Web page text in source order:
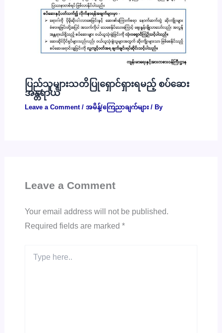
ပြည်သူများသတိပြုရှောင်ရှားရမည့် စပ်ဆေး
အန္တရာယ်
Leave a Comment / အမိန့်/ကြေညာချက်များ/ By
Leave a Comment
Your email address will not be published.
Required fields are marked *
here..